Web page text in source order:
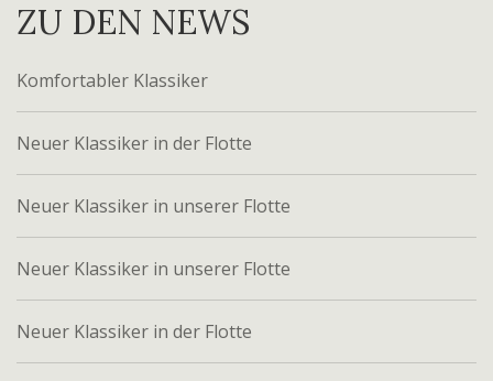
ZU DEN NEWS
Komfortabler Klassiker
Neuer Klassiker in der Flotte
Neuer Klassiker in unserer Flotte
Neuer Klassiker in unserer Flotte
Neuer Klassiker in der Flotte